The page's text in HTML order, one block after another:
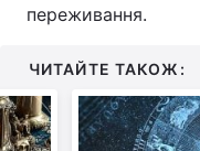
переживання.
ЧИТАЙТЕ ТАКОЖ: